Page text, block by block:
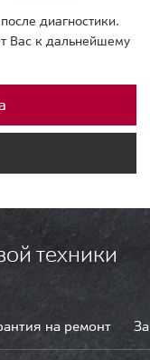
диагностики.
Вас к дальнейшему
техники
на ремонт